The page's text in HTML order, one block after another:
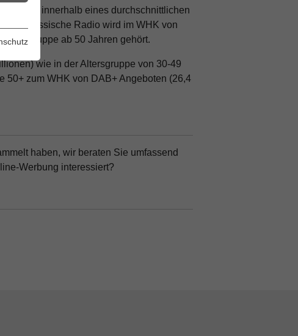
sie innerhalb eines durchschnittlichen
Das klassische Radio wird im WHK von
ab 50 Jahren gehört.
wie in der Altersgruppe von 30-49
50+ zum WHK von DAB+ Angeboten (26,4
haben, wir beraten Sie umfassend
Werbung interessiert?